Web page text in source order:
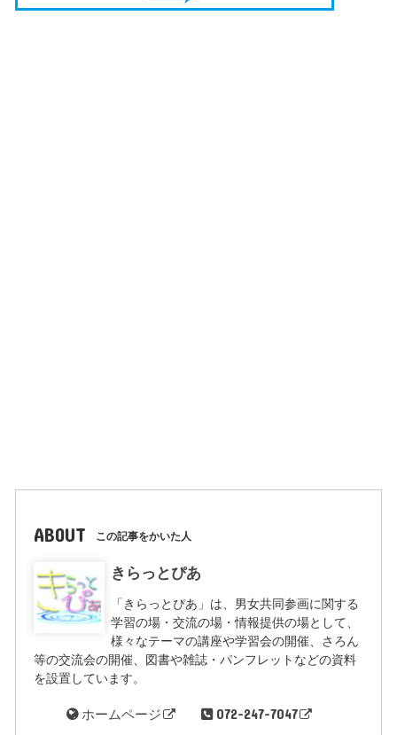
ABOUT この記事をかいた人
きらっとぴあ
「きらっとぴあ」は、男女共同参画に関する
学習の場・交流の場・情報提供の場として、
様々なテーマの講座や学習会の開催、さろん
等の交流会の開催、図書や雑誌・パンフレットなどの資料
を設置しています。
ホームページ 072-247-7047